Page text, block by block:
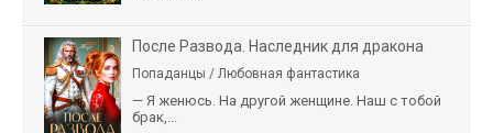
После Развода. Наследник для дракона
Попаданцы / Любовная фантастика
— Я женюсь. На другой женщине. Наш с тобой
брак,...